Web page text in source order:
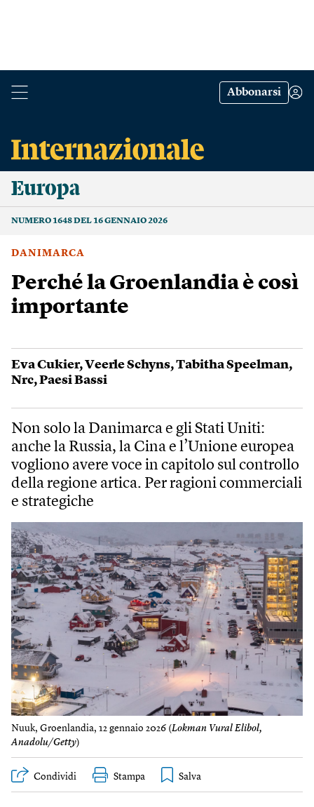
Abbonarsi
Europa
NUMERO 1648 DEL 16 GENNAIO 2026
DANIMARCA
Perché la Groenlandia è così
importante
Eva Cukier,Veerle Schyns,Tabitha Speelman,
Nrc,Paesi Bassi
Non solo la Danimarca e gli Stati Uniti:
anche la Russia, la Cina e l’Unione europea
vogliono avere voce in capitolo sul controllo
della regione artica. Per ragioni commerciali
e strategiche
Nuuk, Groenlandia, 12 gennaio 2026 (Lokman Vural Elibol,
Anadolu/Getty)
Condividi Stampa